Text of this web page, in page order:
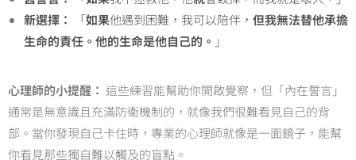
新選擇：
「如果他遇到困難，我可以陪伴， 但我無法替他承擔
生命的責任。他的生命是他自己的。 」
心理師的小提醒： 這些練習能幫助你開啟覺察，但「內在誓言」
通常是無意識且充滿防衛機制的，就像我們很難看見自己的背
部。當你發現自己卡住時，專業的心理師就像是一面鏡子，能幫
你看見那些獨自難以觸及的盲點。